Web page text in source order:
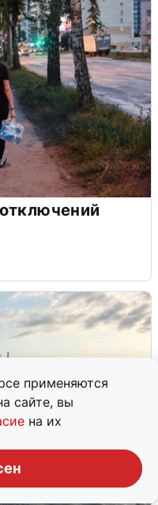
применяются
сайте, вы
на их